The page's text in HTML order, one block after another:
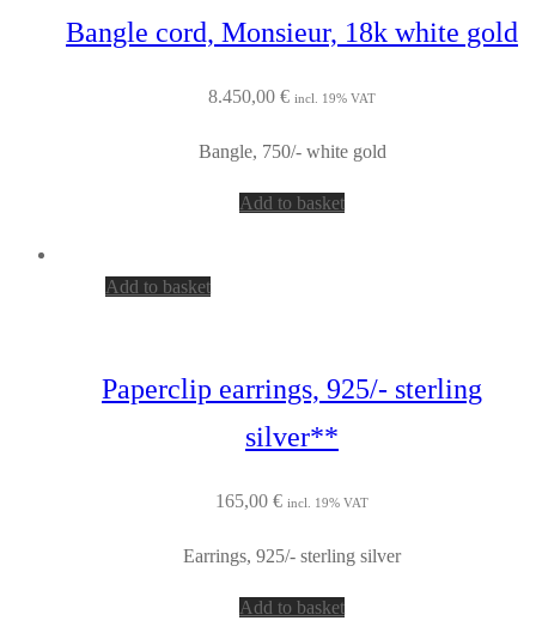
Bangle cord, Monsieur, 18k white gold
8.450,00 € incl. 19% VAT
Bangle, 750/- white gold
Add to basket
Add to basket
Paperclip earrings, 925/- sterling
silver**
165,00 € incl. 19% VAT
Earrings, 925/- sterling silver
Add to basket